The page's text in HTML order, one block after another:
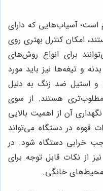
است؛ آسیاب‌هایی که دارای
امکان کنترل بهتری روی
برای انواع روش‌های
و تیغه‌ها نیز باید مورد
و استیل ضد زنگ به دلیل
مطلوب‌تری هستند. از سوی
آن از اهمیت بالایی
قهوه در دستگاه می‌تواند
خرابی دستگاه شود. در
از نکات قابل توجه برای
خانگی.